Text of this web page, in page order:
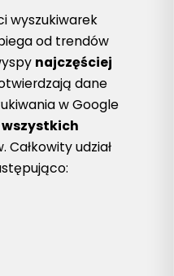
wyszukiwarek
od trendów
najczęściej
dane
w Google
wszystkich
Całkowity udział